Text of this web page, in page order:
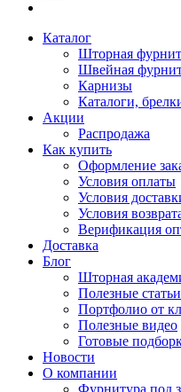
Каталог
Шторная
Швейная
Карнизы
Каталоги,
Акции
Распродажа
Как купить
Оформление
Условия оплаты
Условия
Условия
Верификация
Доставка
Блог
Шторная
Полезные
Портфолио от
Полезные видео
Готовые
Новости
О компании
Фурнитура под